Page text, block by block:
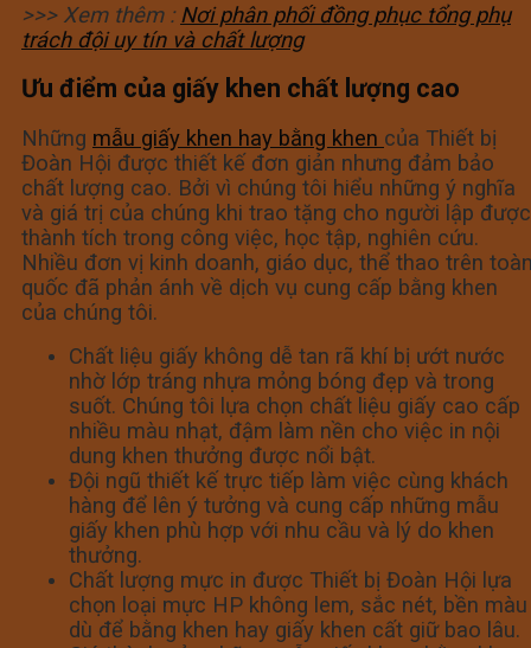
>>> Xem thêm : Nơi phân phối đồng phục tổng phụ
trách đội uy tín và chất lượng
Ưu điểm của giấy khen chất lượng cao
Những mẫu giấy khen hay bằng khen của Thiết bị
Đoàn Hội được thiết kế đơn giản nhưng đảm bảo
chất lượng cao. Bởi vì chúng tôi hiểu những ý nghĩa
và giá trị của chúng khi trao tặng cho người lập được
thành tích trong công việc, học tập, nghiên cứu.
Nhiều đơn vị kinh doanh, giáo dục, thể thao trên
quốc đã phản ánh về dịch vụ cung cấp bằng khen
của chúng tôi.
Chất liệu giấy không dễ tan rã khí bị ướt nước
nhờ lớp tráng nhựa mỏng bóng đẹp và trong
suốt. Chúng tôi lựa chọn chất liệu giấy cao cấp
nhiều màu nhạt, đậm làm nền cho việc in nội
dung khen thưởng được nổi bật.
Đội ngũ thiết kế trực tiếp làm việc cùng khách
hàng để lên ý tưởng và cung cấp những mẫu
giấy khen phù hợp với nhu cầu và lý do khen
thưởng.
Chất lượng mực in được Thiết bị Đoàn Hội lựa
chọn loại mực HP không lem, sắc nét, bền màu
dù để bằng khen hay giấy khen cất giữ bao lâu.